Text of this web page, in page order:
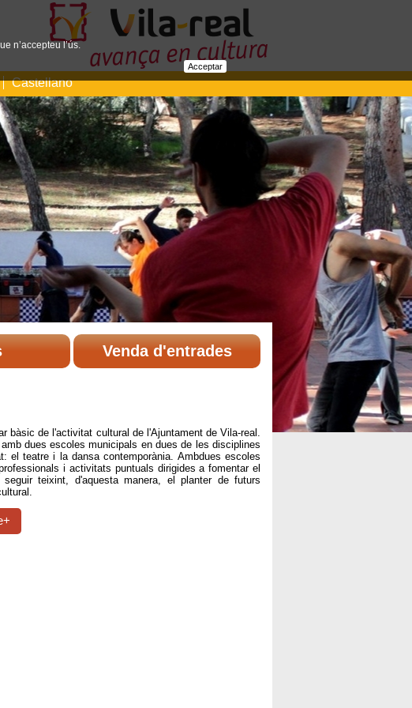
Castellano
Venda d'entrades
bàsic de l'activitat cultural de l'Ajuntament de Vila-real.
dues escoles municipals en dues de les disciplines
el teatre i la dansa contemporània. Ambdues escoles
i activitats puntuals dirigides a fomentar el
teixint, d'aquesta manera, el planter de futurs
n’accepteu l’ús.
Acceptar